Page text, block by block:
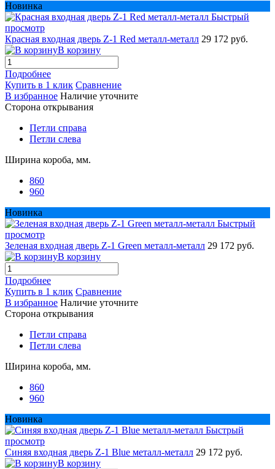
Новинка
Быстрый
просмотр
Красная входная дверь Z-1 Red металл-металл 29 172 руб.
В корзину
Подробнее
Купить в 1 клик Сравнение
В избранное Наличие уточните
Сторона открывания
Петли справа
Петли слева
Ширина короба, мм.
860
960
Новинка
Быстрый
просмотр
Зеленая входная дверь Z-1 Green металл-металл 29 172 руб.
В корзину
Подробнее
Купить в 1 клик Сравнение
В избранное Наличие уточните
Сторона открывания
Петли справа
Петли слева
Ширина короба, мм.
860
960
Новинка
Быстрый
просмотр
Синяя входная дверь Z-1 Blue металл-металл 29 172 руб.
В корзину